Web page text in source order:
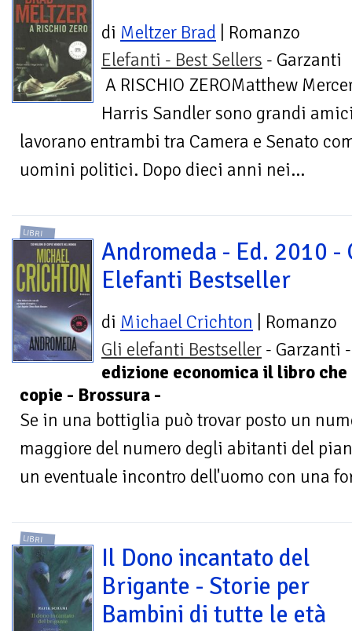
di Meltzer Brad | Romanzo
Elefanti - Best Sellers - Garzanti
A RISCHIO ZEROMatthew
Harris Sandler sono grandi
lavorano entrambi tra Camera e Senato
uomini politici. Dopo dieci anni nei...
LIBRI
Andromeda - Ed. 2010 -
Elefanti Bestseller
di Michael Crichton | Romanzo
Gli elefanti Bestseller - Garzanti
edizione economica il libro
copie - Brossura -
Se in una bottiglia può trovar posto un
maggiore del numero degli abitanti del
un eventuale incontro dell'uomo con una
LIBRI
Il Dono incantato del
Brigante - Storie per
Bambini di tutte le età